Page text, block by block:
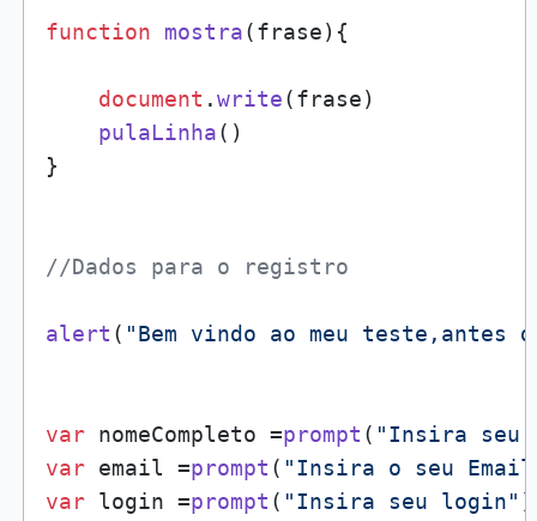
function mostra(frase){
document .write(frase)
pulaLinha()
}
//Dados para o registro
alert ( "Bem vindo ao meu
var nomeCompleto =prompt ( "Insira seu
var email =prompt ( "Insira o seu
var login =prompt ( "Insira seu login"